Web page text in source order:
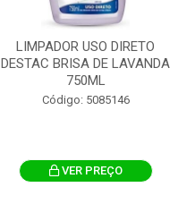
LIMPADOR USO DIRETO
DESTAC BRISA DE LAVANDA
750ML
Código: 5085146
VER PREÇO